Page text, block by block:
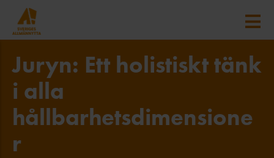
Juryn: Ett holistiskt tänk
i alla
hållbarhetsdimensione
r